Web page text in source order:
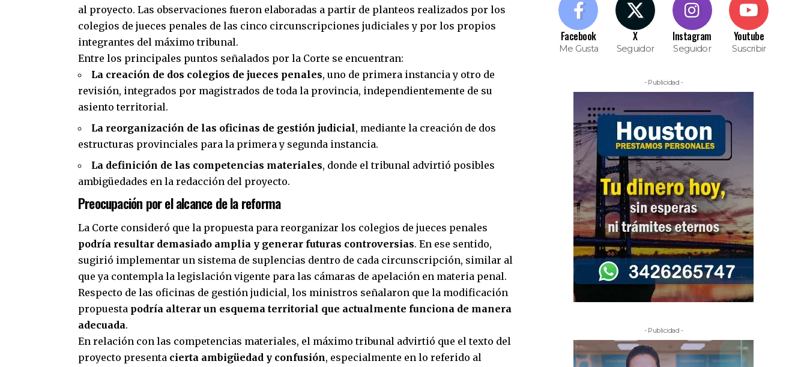
al proyecto. Las observaciones fueron elaboradas a partir de planteos realizados por los
colegios de jueces penales de las cinco circunscripciones judiciales y por los propios
integrantes del máximo tribunal.
Entre los principales puntos señalados por la Corte se encuentran:
La creación de dos colegios de jueces penales, uno de primera instancia y otro de
revisión, integrados por magistrados de toda la provincia, independientemente de su
asiento territorial.
La reorganización de las oficinas de gestión judicial, mediante la creación de dos
estructuras provinciales para la primera y segunda instancia.
La definición de las competencias materiales, donde el tribunal advirtió posibles
ambigüedades en la redacción del proyecto.
Preocupación por el alcance de la reforma
La Corte consideró que la propuesta para reorganizar los colegios de jueces penales
podría resultar demasiado amplia y generar futuras controversias. En ese sentido,
sugirió implementar un sistema de suplencias dentro de cada circunscripción, similar al
que ya contempla la legislación vigente para las cámaras de apelación en materia penal.
Respecto de las oficinas de gestión judicial, los ministros señalaron que la modificación
propuesta podría alterar un esquema territorial que actualmente funciona de manera
adecuada.
En relación con las competencias materiales, el máximo tribunal advirtió que el texto del
proyecto presenta cierta ambigüedad y confusión, especialmente en lo referido al
Facebook
Me Gusta
X
Seguidor
Instagram
Seguidor
Youtube
Suscribir
- Publicidad -
- Publicidad -